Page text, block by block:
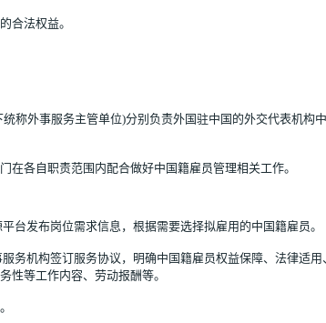
合法权益。
称外事服务主管单位)分别负责外国驻中国的外交代表机构
各自职责范围内配合做好中国籍雇员管理相关工作。
台发布岗位需求信息，根据需要选择拟雇用的中国籍雇员。
务机构签订服务协议，明确中国籍雇员权益保障、法律适
性等工作内容、劳动报酬等。